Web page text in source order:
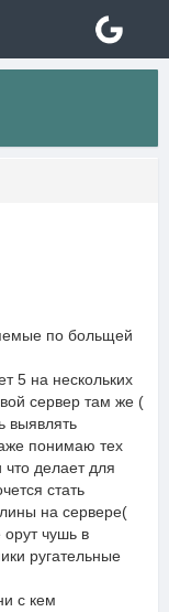
по больщей
5 на нескольких
сервер там же (
выявлять
понимаю тех
что делает для
стать
на сервере(
чушь в
ругательные
с кем